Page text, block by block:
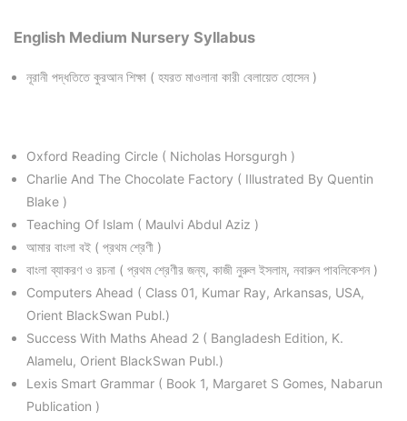
English Medium Nursery Syllabus
নূরানী পদ্ধতিতে কুরআন শিক্ষা ( হযরত মাওলানা কারী বেলায়েত হোসেন )
Oxford Reading Circle ( Nicholas Horsgurgh )
Charlie And The Chocolate Factory ( Illustrated By Quentin
Blake )
Teaching Of Islam ( Maulvi Abdul Aziz )
আমার বাংলা বই ( প্রথম শ্রেণী )
বাংলা ব্যাকরণ ও রচনা ( প্রথম শ্রেণীর জন্য, কাজী নুরুল ইসলাম, নবারুন পাবলিকেশন )
Computers Ahead ( Class 01, Kumar Ray, Arkansas, USA,
Orient BlackSwan Publ.)
Success With Maths Ahead 2 ( Bangladesh Edition, K.
Alamelu, Orient BlackSwan Publ.)
Lexis Smart Grammar ( Book 1, Margaret S Gomes, Nabarun
Publication )